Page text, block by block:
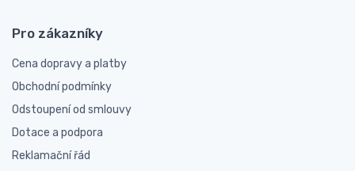
Pro zákazníky
Cena dopravy a platby
Obchodní podmínky
Odstoupení od smlouvy
Dotace a podpora
Reklamační řád